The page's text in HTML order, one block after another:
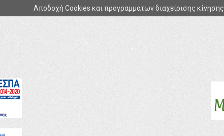
Αποδοχή Cookies και προγραμμάτων διαχείρισης κίνησης